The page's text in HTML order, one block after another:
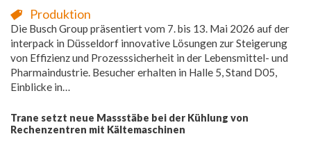
Produktion
Die Busch Group präsentiert vom 7. bis 13. Mai 2026 auf der
interpack in Düsseldorf innovative Lösungen zur Steigerung
von Effizienz und Prozesssicherheit in der Lebensmittel- und
Pharmaindustrie. Besucher erhalten in Halle 5, Stand D05,
Einblicke in…
Trane setzt neue Massstäbe bei der Kühlung von
Rechenzentren mit Kältemaschinen